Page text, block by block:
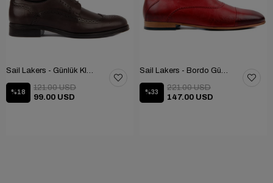
%18
99.00 USD
121.00 USD
%33
147.00 USD
221.00 USD